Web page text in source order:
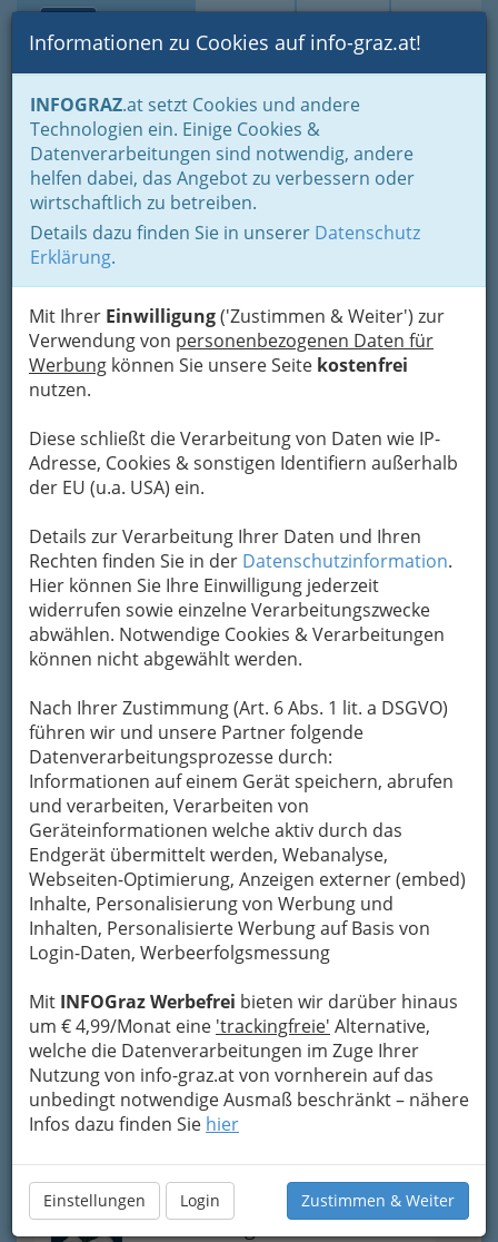
Suche Login Toggle
Informationen zu Cookies auf info-graz.at!
INFOGRAZ.at setzt Cookies und andere
Technologien ein. Einige Cookies &
Datenverarbeitungen sind notwendig, andere
helfen dabei, das Angebot zu verbessern oder
wirtschaftlich zu betreiben.
Details dazu finden Sie in unserer Datenschutz
Erklärung.
Mit Ihrer Einwilligung('Zustimmen & Weiter') zur
Verwendung von personenbezogenen Daten für
Werbung können Sie unsere Seite kostenfrei
nutzen.
Diese schließt die Verarbeitung von Daten wie IP-
Adresse, Cookies & sonstigen Identifiern außerhalb
der EU (u.a. USA) ein.
Details zur Verarbeitung Ihrer Daten und Ihren
Rechten finden Sie in der Datenschutzinformation.
Hier können Sie Ihre Einwilligung jederzeit
widerrufen sowie einzelne Verarbeitungszwecke
abwählen. Notwendige Cookies & Verarbeitungen
können nicht abgewählt werden.
Nach Ihrer Zustimmung (Art. 6 Abs. 1 lit. a DSGVO)
führen wir und unsere Partner folgende
Datenverarbeitungsprozesse durch:
Informationen auf einem Gerät speichern, abrufen
und verarbeiten, Verarbeiten von
Geräteinformationen welche aktiv durch das
Endgerät übermittelt werden, Webanalyse,
Webseiten-Optimierung, Anzeigen externer (embed)
Inhalte, Personalisierung von Werbung und
Inhalten, Personalisierte Werbung auf Basis von
Login-Daten, Werbeerfolgsmessung
Mit INFOGraz Werbefrei bieten wir darüber hinaus
um € 4,99/Monat eine 'trackingfreie' Alternative,
welche die Datenverarbeitungen im Zuge Ihrer
Nutzung von info-graz.at von vornherein auf das
unbedingt notwendige Ausmaß beschränkt – nähere
Infos dazu finden Sie hier
Einstellungen Login Zustimmen & Weiter
Home Branchen
Gewerbe, Handwerk, Banken
Gewerbe & Handwerk, Gliederung der WKO
Allg. FG des Gewerbes
Personenbetreuer
Bajusova Lenka
Neusitzstraße 15, 8044 Graz
Karte
Adresse mit Google Maps anschauen
So gliedert die WKO
in Graz und Umgebung
Büroserviceunternehmen -
Bürodienstleistungen
Umgebung - Esoterik
Humanenergetiker